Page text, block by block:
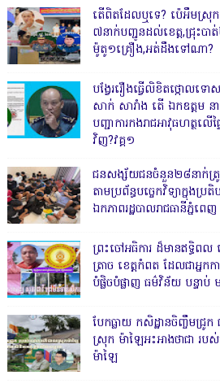
តើពិតដែលឬទេ? ប៉េអឹមស្
៧នាក់បញ្ជូនដល់ខេត្ត,ជ្រុះប
ម៉ូតូ១គ្រឿង,អត់ដឹងទៅណា?
បង្វែររឿងធ្វើលិខិតថ្កោល
សាក់ សារាំង តើ ឯកឧត្តម
បញ្ជាការកងរាជអាវុធហត្ថល
វិញ?វគ្គ១
ជនសង្ស័យជនចំនួន២៨នាក់ត្រូវ
តាមប្រព័ន្ធបច្ចេកវិទ្យាក្នុងប្
ឯកភាពរដ្ឋបាលរាជធានីភ្នំពេ
ព្រះចៅអធិការ ដ៏មានឥទ្ធិ
ត្រាច ខេត្តកំពត ដែលជាអ្
បំផ្លិចបំផ្លាញ ធម៌វិន័យ បន្ទាប់
បែកធ្លាយ កសិដ្ឋានចិញ្ចឹមជ្
ស្រុក ម៉ាឡៃអះអាងថាជា រ
ម៉ាឡៃ